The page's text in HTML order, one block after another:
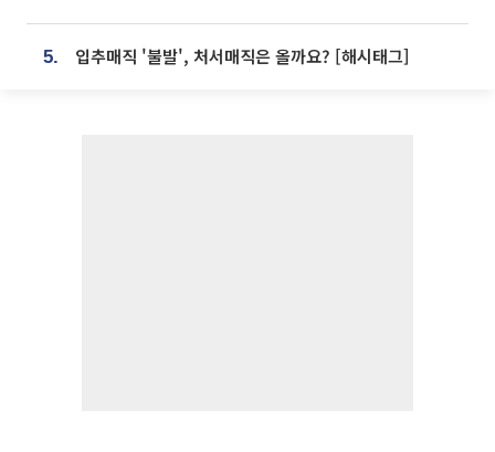
5. 입추매직 '불발', 처서매직은 올까요? [해시태그]